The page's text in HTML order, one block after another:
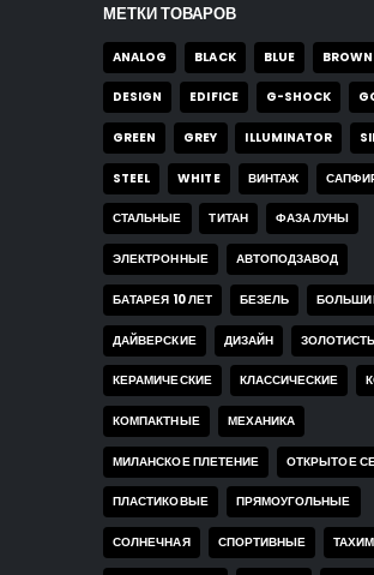
МЕТКИ ТОВАРОВ
ANALOG BLACK BLUE BROWN
DESIGN EDIFICE G-SHOCK
GREEN GREY ILLUMINATOR
STEEL WHITE ВИНТАЖ
СТАЛЬНЫЕ ТИТАН ФАЗА ЛУНЫ
ЭЛЕКТРОННЫЕ АВТОПОДЗАВОД
БАТАРЕЯ 10 ЛЕТ БЕЗЕЛЬ
ДАЙВЕРСКИЕ ДИЗАЙН
КЕРАМИЧЕСКИЕ КЛАССИЧЕСКИЕ
КОМПАКТНЫЕ МЕХАНИКА
МИЛАНСКОЕ ПЛЕТЕНИЕ ОТКРЫТОЕ
ПЛАСТИКОВЫЕ ПРЯМОУГОЛЬНЫЕ
СОЛНЕЧНАЯ СПОРТИВНЫЕ